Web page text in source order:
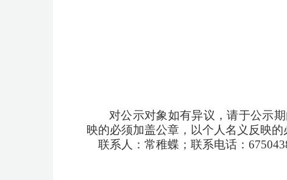
对公示对象如有异议，请于公示
映的必须加盖公章，以个人名义反映
联系人： 常稚蝶 ；联系电话：